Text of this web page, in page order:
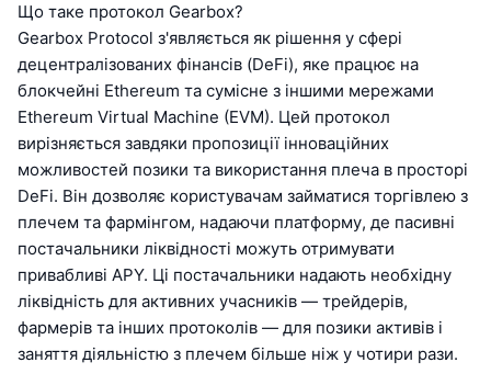
Що таке протокол Gearbox?
Gearbox Protocol з'являється як рішення у сфері
децентралізованих фінансів (DeFi), яке працює на
блокчейні Ethereum та сумісне з іншими мережами
Ethereum Virtual Machine (EVM). Цей протокол
вирізняється завдяки пропозиції інноваційних
можливостей позики та використання плеча в просторі
DeFi. Він дозволяє користувачам займатися торгівлею з
плечем та фармінгом, надаючи платформу, де пасивні
постачальники ліквідності можуть отримувати
привабливі APY. Ці постачальники надають необхідну
ліквідність для активних учасників — трейдерів,
фармерів та інших протоколів — для позики активів і
заняття діяльністю з плечем більше ніж у чотири рази.